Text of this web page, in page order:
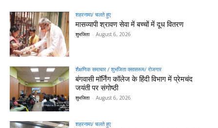
शहरनामा/ चलते हुए
मासव्यापी श्रावण सेवा में बच्चों में दूध वितरण
शुभजिता - August 6, 2026
शैक्षणिक समाचार / शुभजिता क्सासरूम/ रोजगार
बंगवासी मॉर्निंग कॉलेज के हिंदी विभाग में प्रेमचंद
जयंती पर संगोष्ठी
शुभजिता - August 6, 2026
शहरनामा/ चलते हुए